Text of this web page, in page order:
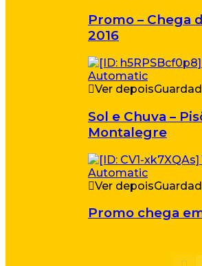
Promo – Chega
2016
Ver depois
Sol e Chuva –
Montalegre
Ver depois
Promo chega